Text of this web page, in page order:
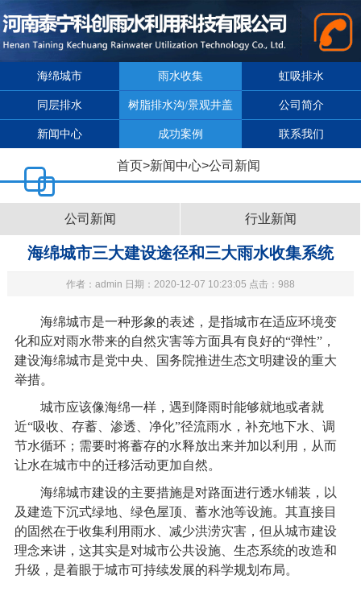
海绵城市 雨水收集 虹吸排水
同层排水 树脂排水沟/景观井盖 公司简介
新闻中心 成功案例 联系我们
首页>新闻中心>公司新闻
公司新闻 行业新闻
海绵城市三大建设途径和三大雨水收集系统
作者：admin 日期：2020-12-07 10:23:05 点击：988
海绵城市是一种形象的表述，是指城市在适应环境变
化和应对雨水带来的自然灾害等方面具有良好的“弹性”，
建设海绵城市是党中央、国务院推进生态文明建设的重大
举措。
城市应该像海绵一样，遇到降雨时能够就地或者就
近“吸收、存蓄、渗透、净化”径流雨水，补充地下水、调
节水循环；需要时将蓄存的水释放出来并加以利用，从而
让水在城市中的迁移活动更加自然。
海绵城市建设的主要措施是对路面进行透水铺装，以
及建造下沉式绿地、绿色屋顶、蓄水池等设施。其直接目
的固然在于收集利用雨水、减少洪涝灾害，但从城市建设
理念来讲，这其实是对城市公共设施、生态系统的改造和
升级，是着眼于城市可持续发展的科学规划布局。